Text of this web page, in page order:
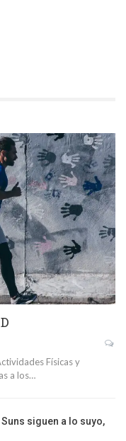
Físicas y
a los…
siguen a lo suyo,